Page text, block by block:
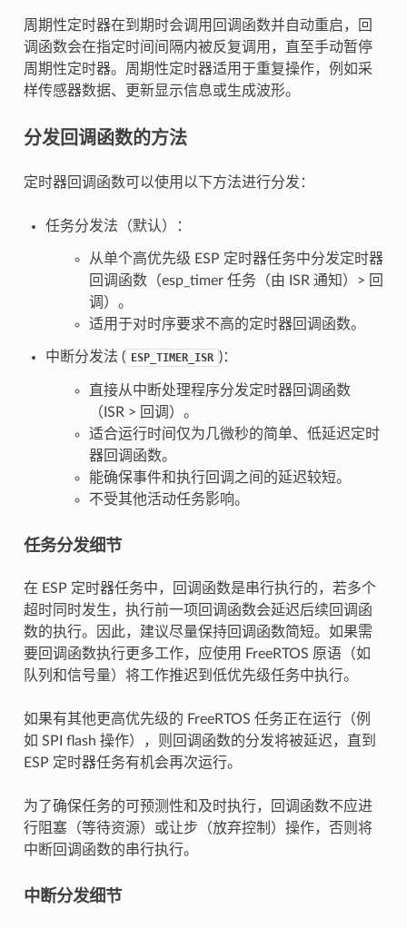
周期性定时器在到期时会调用回调函数并自动重启，回
调函数会在指定时间间隔内被反复调用，直至手动暂停
周期性定时器。周期性定时器适用于重复操作，例如采
样传感器数据、更新显示信息或生成波形。
分发回调函数的方法
定时器回调函数可以使用以下方法进行分发：
任务分发法（默认）：
从单个高优先级 ESP 定时器任务中分发定时器
回调函数（esp_timer 任务（由 ISR 通知）> 回
调）。
适用于对时序要求不高的定时器回调函数。
中断分发法 ( ESP_TIMER_ISR )：
直接从中断处理程序分发定时器回调函数
（ISR > 回调）。
适合运行时间仅为几微秒的简单、低延迟定时
器回调函数。
能确保事件和执行回调之间的延迟较短。
不受其他活动任务影响。
任务分发细节
在 ESP 定时器任务中，回调函数是串行执行的，若多个
超时同时发生，执行前一项回调函数会延迟后续回调函
数的执行。因此，建议尽量保持回调函数简短。如果需
要回调函数执行更多工作，应使用 FreeRTOS 原语（如
队列和信号量）将工作推迟到低优先级任务中执行。
如果有其他更高优先级的 FreeRTOS 任务正在运行（例
如 SPI flash 操作），则回调函数的分发将被延迟，直到
ESP 定时器任务有机会再次运行。
为了确保任务的可预测性和及时执行，回调函数不应进
行阻塞（等待资源）或让步（放弃控制）操作，否则将
中断回调函数的串行执行。
中断分发细节